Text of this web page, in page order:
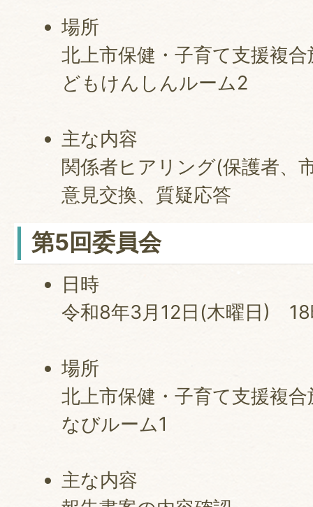
場所
北上市保健・子育て支援複
どもけんしんルーム2
主な内容
関係者ヒアリング(保護者、
意見交換、質疑応答
第5回委員会
日時
令和8年3月12日(木曜日)
場所
北上市保健・子育て支援複
なびルーム1
主な内容